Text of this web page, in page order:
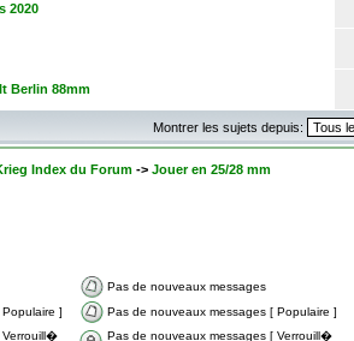
2020
Berlin 88mm
Montrer les sujets depuis:
Index du Forum -> Jouer en 25/28 mm
Pas de nouveaux messages
]
Pas de nouveaux messages [ Populaire ]
Verrouill�
Pas de nouveaux messages [ Verrouill�